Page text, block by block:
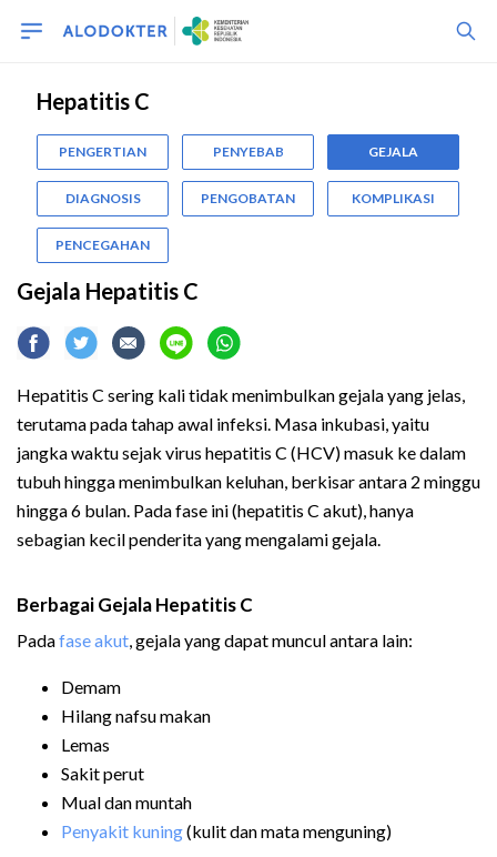
Hepatitis C
PENGERTIAN PENYEBAB GEJALA
DIAGNOSIS PENGOBATAN KOMPLIKASI
PENCEGAHAN
Gejala Hepatitis C
Hepatitis C sering kali tidak menimbulkan gejala yang jelas,
terutama pada tahap awal infeksi. Masa inkubasi, yaitu
jangka waktu sejak virus hepatitis C (HCV) masuk ke dalam
tubuh hingga menimbulkan keluhan, berkisar antara 2 minggu
hingga 6 bulan. Pada fase ini (hepatitis C akut), hanya
sebagian kecil penderita yang mengalami gejala.
Berbagai Gejala Hepatitis C
Padafase akut, gejala yang dapat muncul antara lain:
Demam
Hilang nafsu makan
Lemas
Sakit perut
Mual dan muntah
Penyakit kuning(kulit dan mata menguning)